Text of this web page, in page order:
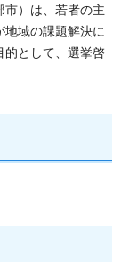
市）は、若者の主
域の課題解決に
的として、選挙啓